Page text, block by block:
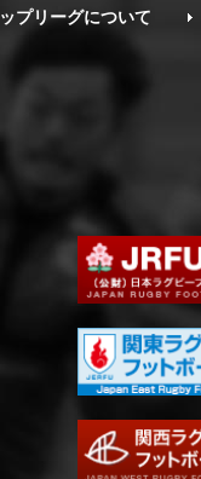
プリーグについて